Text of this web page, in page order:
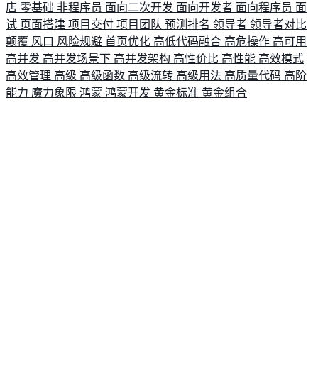
店 零基础 非程序员 面向二次开发 面向开发者 面向程序员 面
试 页面搭建 项目交付 项目团队 预测排名 领导者 领导者对比
颠覆 风口 风险规避 首页优化 高低代码融合 高危操作 高可用
高并发 高并发场景下 高并发架构 高性价比 高性能 高效模式
高效管理 高级 高级函数 高级流转 高级用法 高质量代码 高阶
能力 魔力象限 鸿蒙 鸿蒙开发 黄金标准 黄金组合